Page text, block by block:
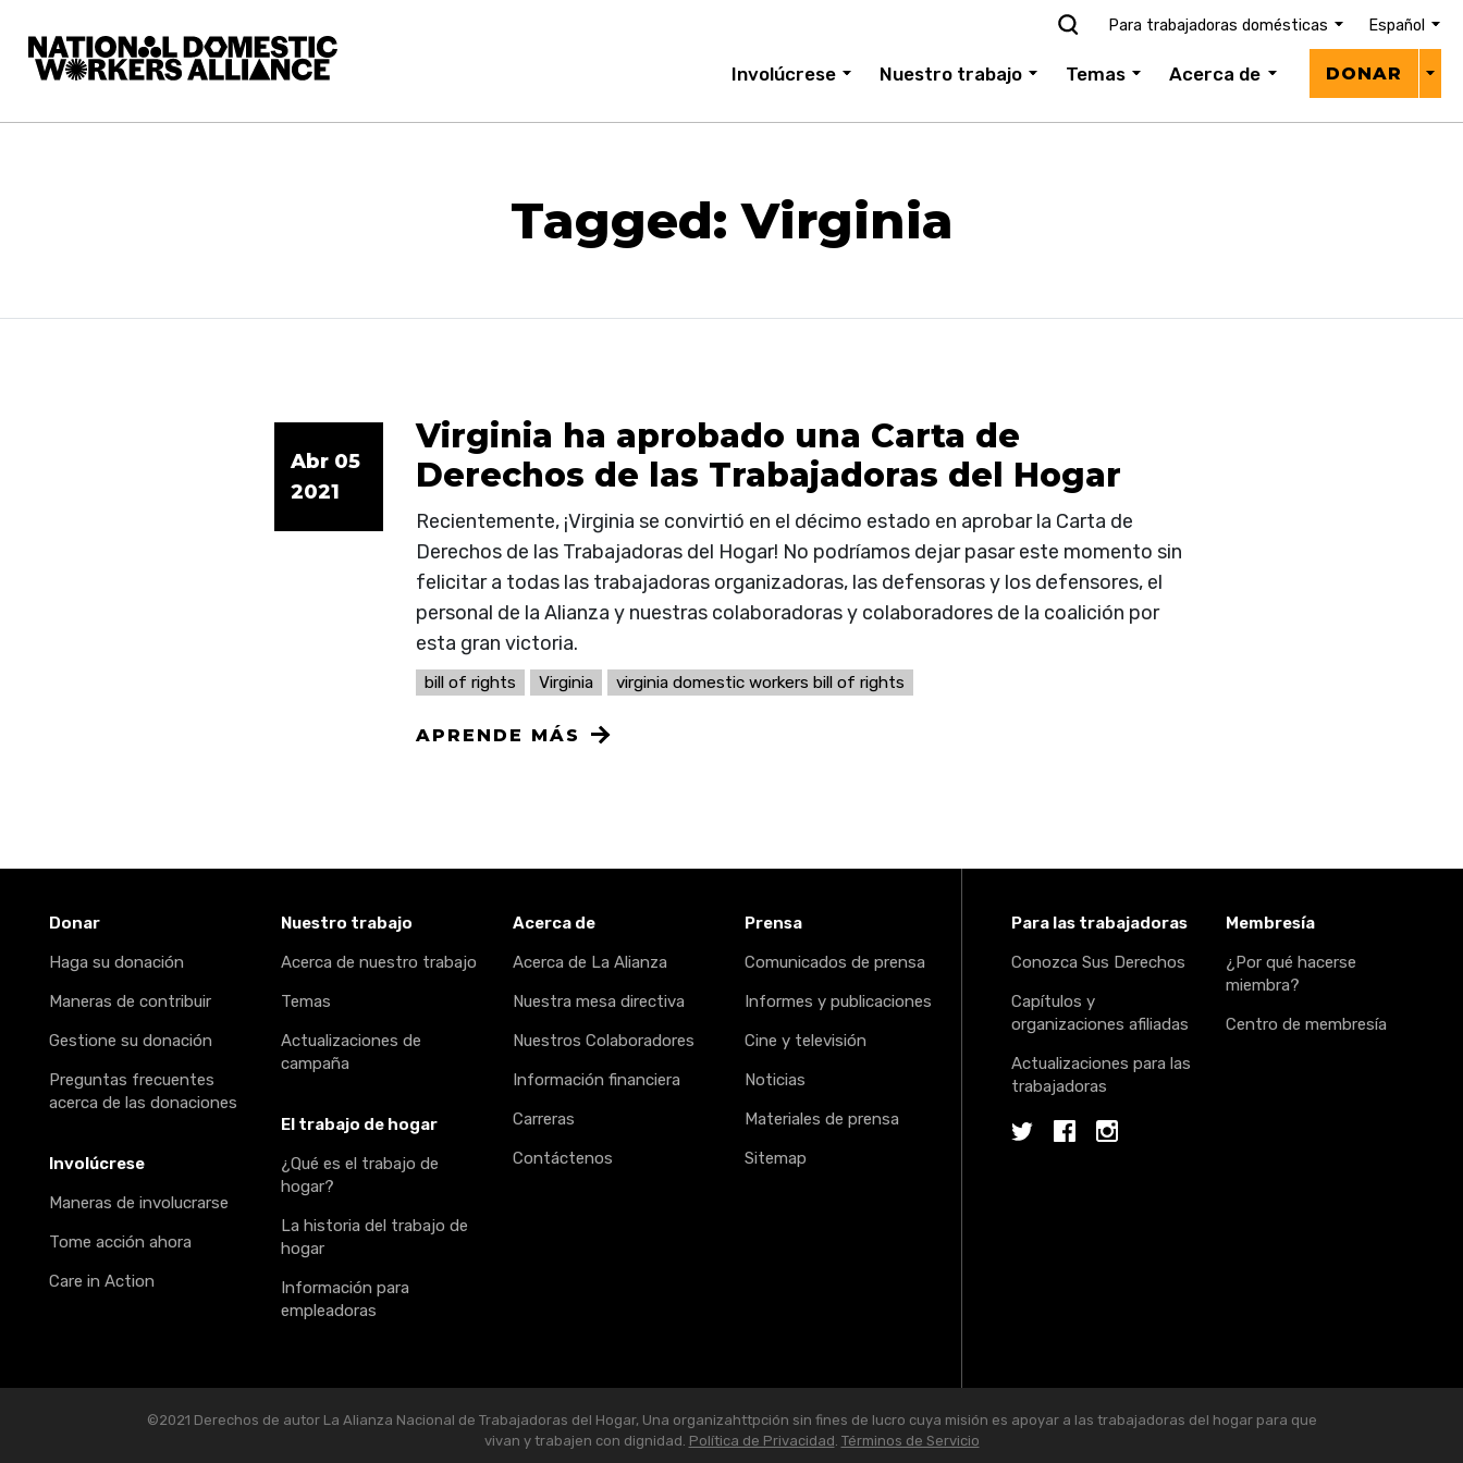
Para trabajadoras domésticas Español
Involúcrese Nuestro trabajo Temas Acerca de DONAR
Tagged: Virginia
Virginia ha aprobado una Carta de
Derechos de las Trabajadoras del Hogar
Abr 05
2021
Recientemente, ¡Virginia se convirtió en el décimo estado en aprobar la Carta de
Derechos de las Trabajadoras del Hogar! No podríamos dejar pasar este momento sin
felicitar a todas las trabajadoras organizadoras, las defensoras y los defensores, el
personal de la Alianza y nuestras colaboradoras y colaboradores de la coalición por
esta gran victoria.
bill of rights Virginia virginia domestic workers bill of rights
APRENDE MÁS
Donar
Haga su donación
Maneras de contribuir
Gestione su donación
Preguntas frecuentes
acerca de las donaciones
Involúcrese
Maneras de involucrarse
Tome acción ahora
Care in Action
Nuestro trabajo
Acerca de nuestro trabajo
Temas
Actualizaciones de
campaña
El trabajo de hogar
¿Qué es el trabajo de
hogar?
La historia del trabajo de
hogar
Información para
empleadoras
Acerca de
Acerca de La Alianza
Nuestra mesa directiva
Nuestros Colaboradores
Información financiera
Carreras
Contáctenos
Prensa
Comunicados de prensa
Informes y publicaciones
Cine y televisión
Noticias
Materiales de prensa
Sitemap
Para las trabajadoras
Conozca Sus Derechos
Capítulos y
organizaciones afiliadas
Actualizaciones para las
trabajadoras
TwitterFacebookInstagram
Membresía
¿Por qué hacerse
miembra?
Centro de membresía
©2021 Derechos de autor La Alianza Nacional de Trabajadoras del Hogar, Una organizahttpción sin fines de lucro cuya misión es apoyar a las trabajadoras del hogar para que
vivan y trabajen con dignidad. Política de Privacidad. Términos de Servicio